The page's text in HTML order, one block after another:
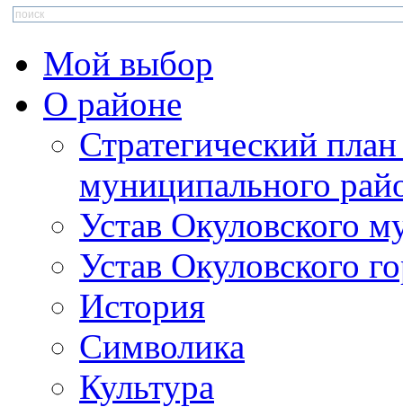
Мой выбор
О районе
Стратегический
муниципального
Устав Окуловского
Устав Окуловского
История
Символика
Культура